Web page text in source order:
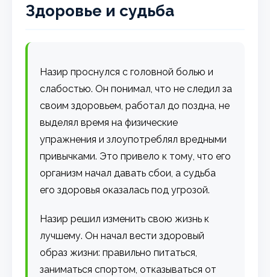
Здоровье и судьба
Назир проснулся с головной болью и
слабостью. Он понимал, что не следил за
своим здоровьем, работал до поздна, не
выделял время на физические
упражнения и злоупотреблял вредными
привычками. Это привело к тому, что его
организм начал давать сбои, а судьба
его здоровья оказалась под угрозой.
Назир решил изменить свою жизнь к
лучшему. Он начал вести здоровый
образ жизни: правильно питаться,
заниматься спортом, отказываться от